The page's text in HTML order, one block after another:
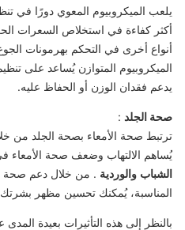
يلعب الميكروبيوم المعوي دورًا في
أكثر كفاءة في استخلاص السعرات
أنواع أخرى في التحكم بهرمونات
الميكروبيوم المتوازن يُساعد على
يدعم فقدان الوزن أو الحفاظ عليه.
صحة الجلد :
ترتبط صحة الأمعاء بصحة الجلد من
يُساهم الالتهاب وضعف صحة الأمعاء
الشباب والوردية . من خلال دعم صحة
المناسبة، يُمكنك تحسين مظهر
بالنظر إلى هذه التأثيرات بعيدة